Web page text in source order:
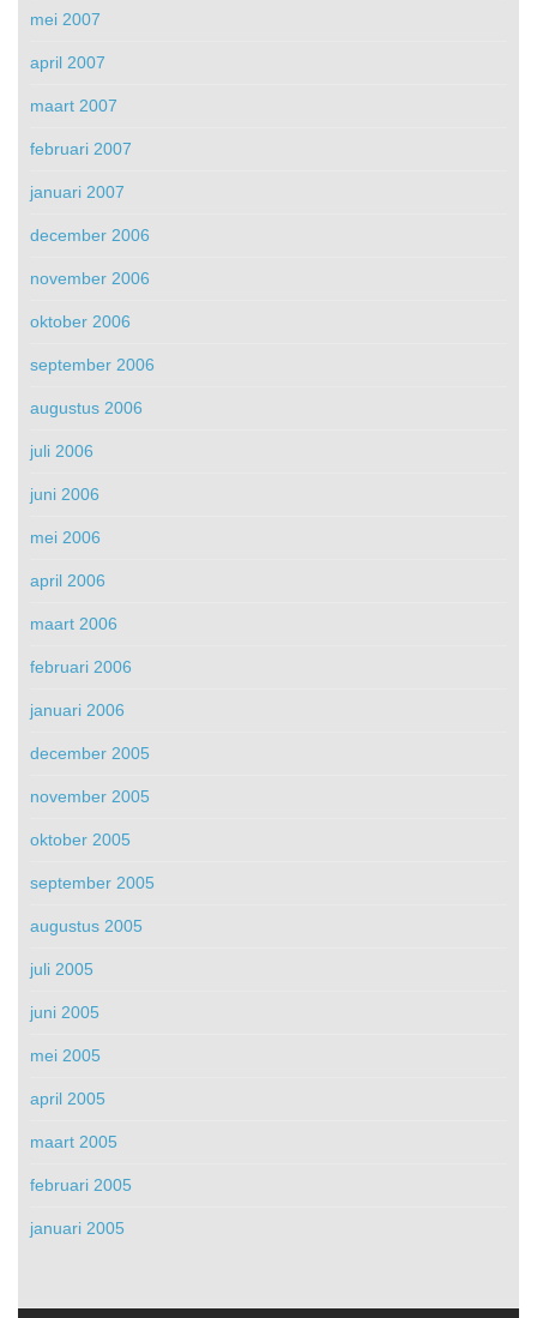
mei 2007
april 2007
maart 2007
februari 2007
januari 2007
december 2006
november 2006
oktober 2006
september 2006
augustus 2006
juli 2006
juni 2006
mei 2006
april 2006
maart 2006
februari 2006
januari 2006
december 2005
november 2005
oktober 2005
september 2005
augustus 2005
juli 2005
juni 2005
mei 2005
april 2005
maart 2005
februari 2005
januari 2005